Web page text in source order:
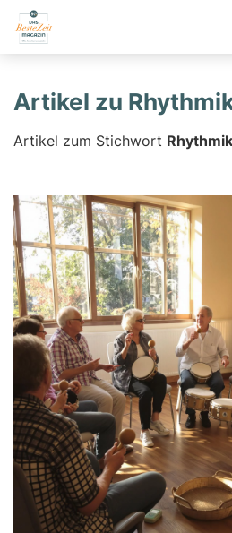
Artikel zu
Artikel zum Stichwort Rhythmik